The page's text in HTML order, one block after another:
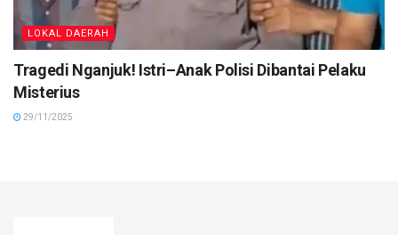
LOKAL DAERAH
Tragedi Nganjuk! Istri–Anak Polisi Dibantai Pelaku
Misterius
29/11/2025